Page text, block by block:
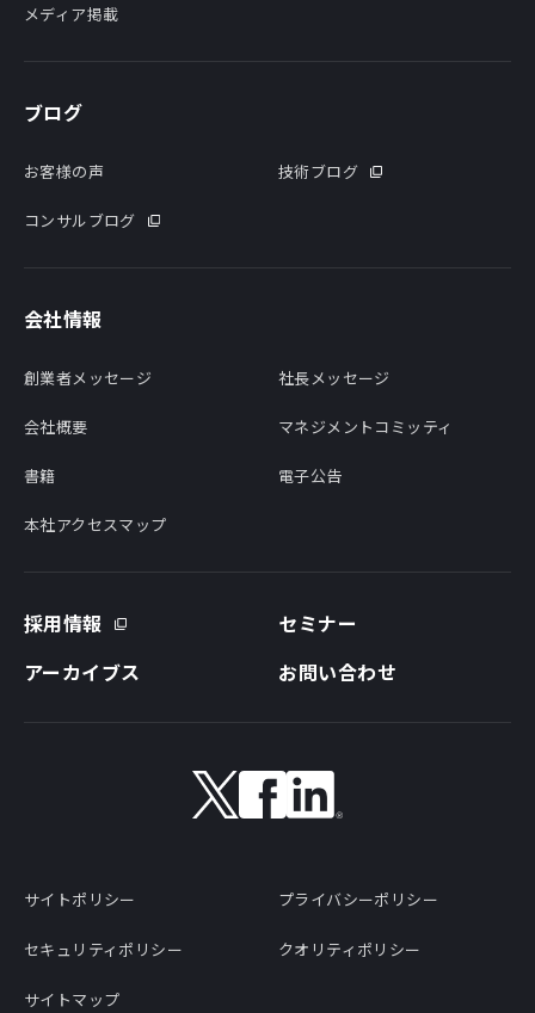
メディア掲載
ブログ
お客様の声 技術ブログ
コンサルブログ
会社情報
創業者メッセージ 社長メッセージ
会社概要 マネジメントコミッティ
書籍 電子公告
本社アクセスマップ
採用情報
セミナー
アーカイブス
お問い合わせ
サイトポリシー プライバシーポリシー
セキュリティポリシー クオリティポリシー
サイトマップ